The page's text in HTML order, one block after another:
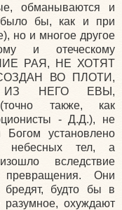
обманываются и
было бы, как и при
но и многое другое
и отеческому
РАЯ, НЕ ХОТЯТ
ВО ПЛОТИ,
ИЗ НЕГО ЕВЫ,
также, как
- Д.Д.), не
Богом установлено
небесных тел, а
вследствие
превращения. Они
бредят, будто бы в
охуждают